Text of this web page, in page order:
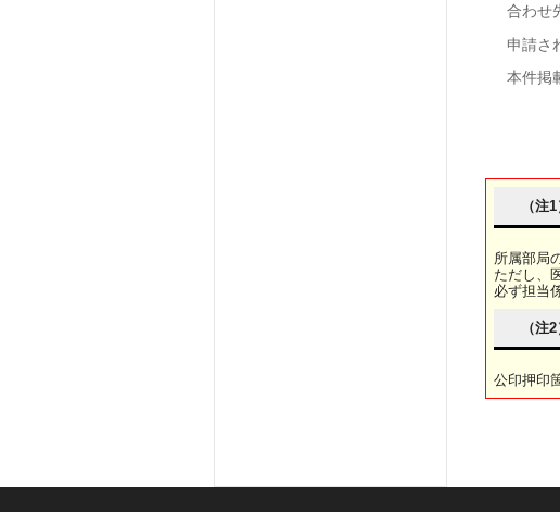
合わせ
申請さ
本件掲
（注
所属部局
ただし、
必ず担当
（注
公印押印